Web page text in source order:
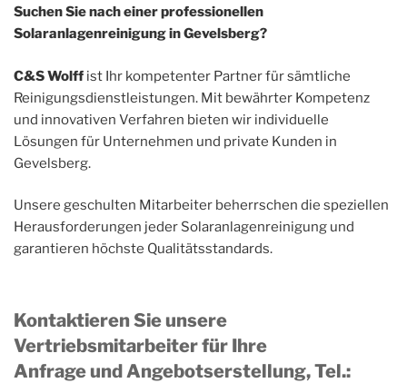
Suchen Sie nach einer professionellen
Solaranlagenreinigung in Gevelsberg?
C&S Wolff ist Ihr kompetenter Partner für sämtliche
Reinigungsdienstleistungen. Mit bewährter Kompetenz
und innovativen Verfahren bieten wir individuelle
Lösungen für Unternehmen und private Kunden in
Gevelsberg.
Unsere geschulten Mitarbeiter beherrschen die speziellen
Herausforderungen jeder Solaranlagenreinigung und
garantieren höchste Qualitätsstandards.
Kontaktieren Sie unsere
Vertriebsmitarbeiter für Ihre
Anfrage und Angebotserstellung, Tel.: